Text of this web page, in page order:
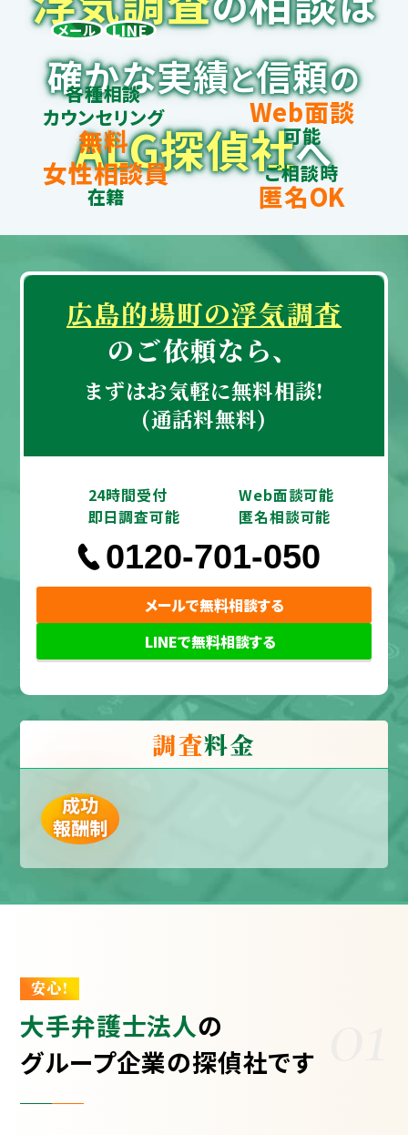
確かな実績と信頼の
ALG探偵社へ
メール LINE
各種相談
カウンセリング
無料
Web面談
可能
女性相談員
在籍
ご相談時
匿名OK
広島的場町の浮気調査
のご依頼なら、
まずはお気軽に無料相談!
(通話料無料)
24時間受付
Web面談可能
即日調査可能
匿名相談可能
0120-701-050
メールで無料相談する
LINEで無料相談する
調査料金
成功
報酬制
安心!
大手弁護士法人の
グループ企業の探偵社です